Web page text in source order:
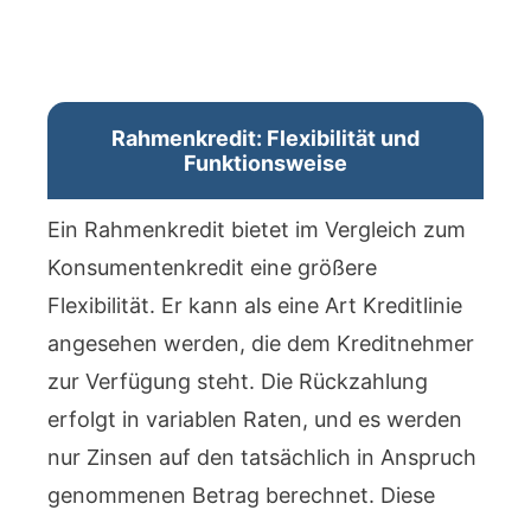
Rahmenkredit: Flexibilität und
Funktionsweise
Ein Rahmenkredit bietet im Vergleich zum
Konsumentenkredit eine größere
Flexibilität. Er kann als eine Art Kreditlinie
angesehen werden, die dem Kreditnehmer
zur Verfügung steht. Die Rückzahlung
erfolgt in variablen Raten, und es werden
nur Zinsen auf den tatsächlich in Anspruch
genommenen Betrag berechnet. Diese